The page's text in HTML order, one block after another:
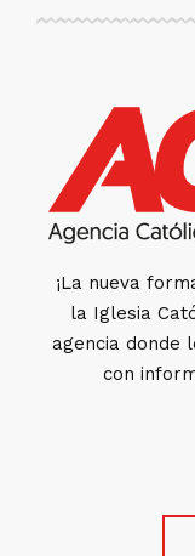
¡La nueva
la Iglesia
agencia donde
con